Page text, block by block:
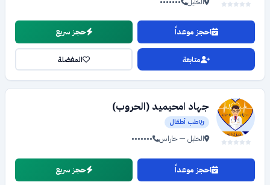
احجز موعداً حجز سريع
متابعة المفضلة
جهاد امحيميد (الحروب)
طب أطفال
الخليل — خاراس •••••••
احجز موعداً حجز سريع